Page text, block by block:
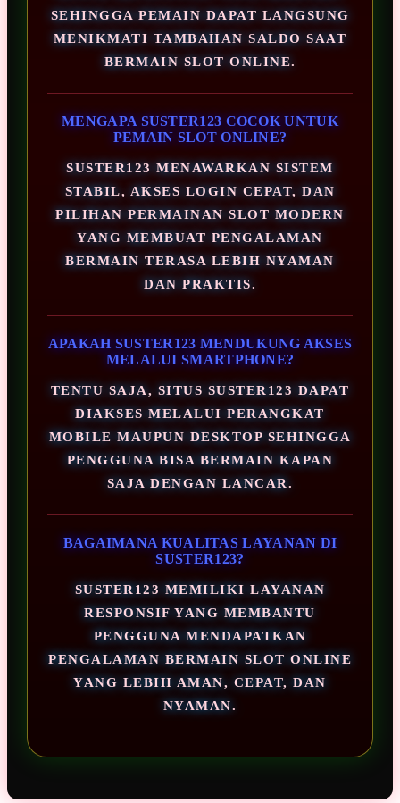
SEHINGGA PEMAIN DAPAT LANGSUNG
MENIKMATI TAMBAHAN SALDO SAAT
BERMAIN SLOT ONLINE.
MENGAPA SUSTER123 COCOK UNTUK
PEMAIN SLOT ONLINE?
SUSTER123 MENAWARKAN SISTEM
STABIL, AKSES LOGIN CEPAT, DAN
PILIHAN PERMAINAN SLOT MODERN
YANG MEMBUAT PENGALAMAN
BERMAIN TERASA LEBIH NYAMAN
DAN PRAKTIS.
APAKAH SUSTER123 MENDUKUNG AKSES
MELALUI SMARTPHONE?
TENTU SAJA, SITUS SUSTER123 DAPAT
DIAKSES MELALUI PERANGKAT
MOBILE MAUPUN DESKTOP SEHINGGA
PENGGUNA BISA BERMAIN KAPAN
SAJA DENGAN LANCAR.
BAGAIMANA KUALITAS LAYANAN DI
SUSTER123?
SUSTER123 MEMILIKI LAYANAN
RESPONSIF YANG MEMBANTU
PENGGUNA MENDAPATKAN
PENGALAMAN BERMAIN SLOT ONLINE
YANG LEBIH AMAN, CEPAT, DAN
NYAMAN.